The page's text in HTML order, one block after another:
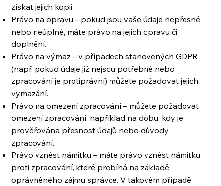
získat jejich kopii.
Právo na opravu – pokud jsou vaše údaje nepřesné
nebo neúplné, máte právo na jejich opravu či
doplnění.
Právo na výmaz – v případech stanovených GDPR
(např. pokud údaje již nejsou potřebné nebo
zpracování je protiprávní) můžete požadovat jejich
vymazání.
Právo na omezení zpracování – můžete požadovat
omezení zpracování, například na dobu, kdy je
prověřována přesnost údajů nebo důvody
zpracování.
Právo vznést námitku – máte právo vznést námitku
proti zpracování, které probíhá na základě
oprávněného zájmu správce. V takovém případě